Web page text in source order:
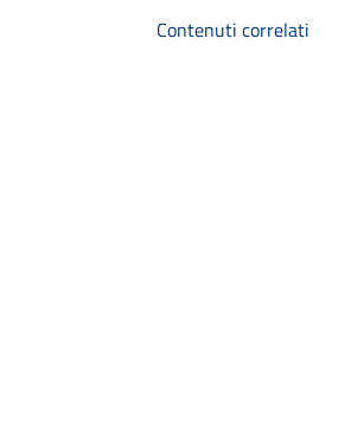
Contenuti correlati